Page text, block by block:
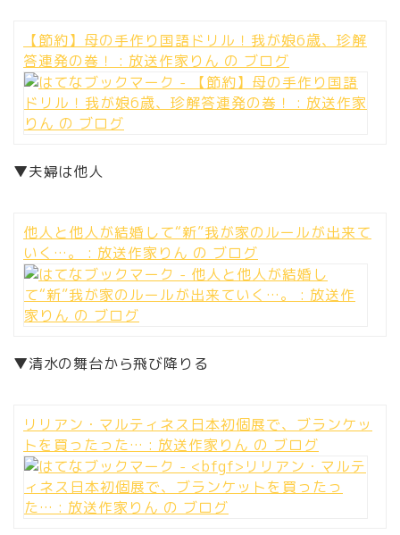
【節約】母の手作り国語ドリル！我が娘6歳、珍解
答連発の巻！ : 放送作家りん の ブログ
▼夫婦は他人
他人と他人が結婚して“新”我が家のルールが出来て
いく…。 : 放送作家りん の ブログ
▼清水の舞台から飛び降りる
リリアン・マルティネス日本初個展で、ブランケッ
トを買ったった… : 放送作家りん の ブログ